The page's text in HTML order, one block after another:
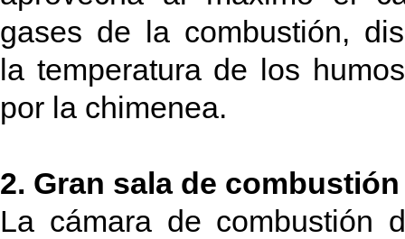
gases de la combustión,
la temperatura de los
por la chimenea.
2. Gran sala de
La cámara de combustión